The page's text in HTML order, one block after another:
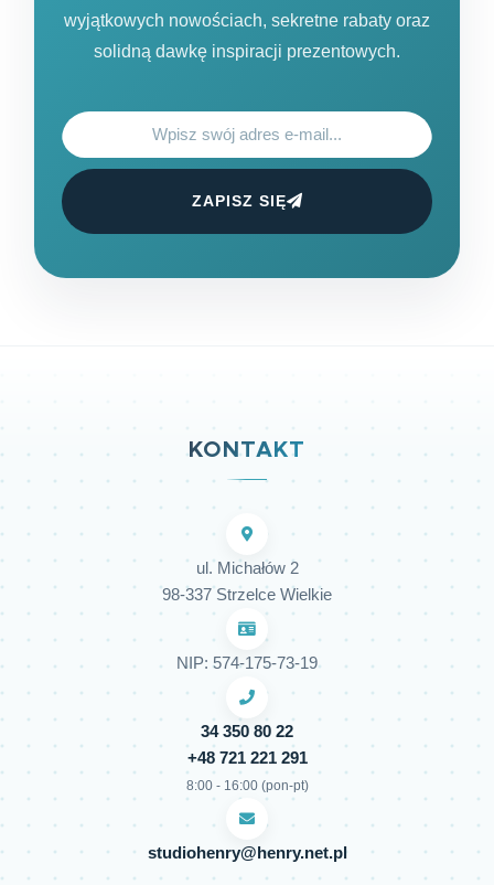
wyjątkowych nowościach, sekretne rabaty oraz
solidną dawkę inspiracji prezentowych.
ZAPISZ SIĘ
KONTAKT
ul. Michałów 2
98-337 Strzelce Wielkie
NIP: 574-175-73-19
34 350 80 22
+48 721 221 291
8:00 - 16:00 (pon-pt)
studiohenry@henry.net.pl